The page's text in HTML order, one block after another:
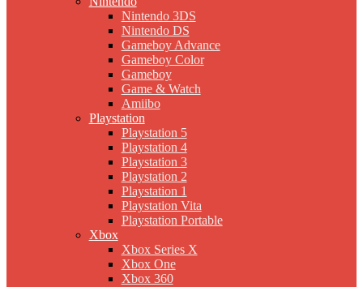
Nintendo 3DS
Nintendo DS
Gameboy Advance
Gameboy Color
Gameboy
Game & Watch
Amiibo
Playstation
Playstation 5
Playstation 4
Playstation 3
Playstation 2
Playstation 1
Playstation Vita
Playstation Portable
Xbox
Xbox Series X
Xbox One
Xbox 360